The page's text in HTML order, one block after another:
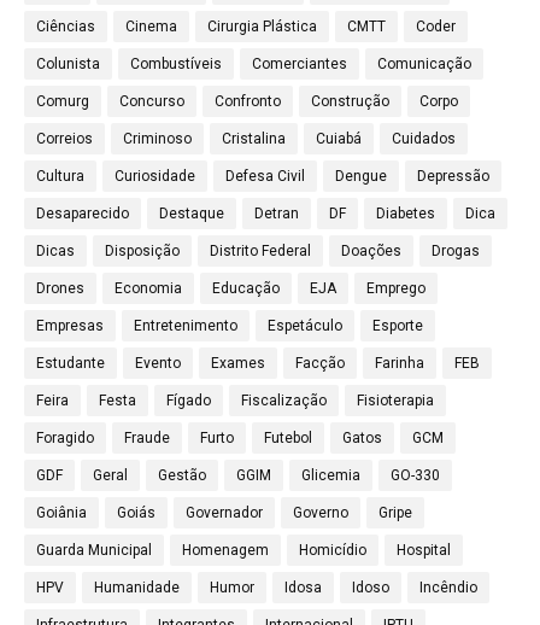
Ciências Cinema Cirurgia Plástica CMTT Coder
Colunista Combustíveis Comerciantes Comunicação
Comurg Concurso Confronto Construção Corpo
Correios Criminoso Cristalina Cuiabá Cuidados
Cultura Curiosidade Defesa Civil Dengue Depressão
Desaparecido Destaque Detran DF Diabetes Dica
Dicas Disposição Distrito Federal Doações Drogas
Drones Economia Educação EJA Emprego
Empresas Entretenimento Espetáculo Esporte
Estudante Evento Exames Facção Farinha FEB
Feira Festa Fígado Fiscalização Fisioterapia
Foragido Fraude Furto Futebol Gatos GCM
GDF Geral Gestão GGIM Glicemia GO-330
Goiânia Goiás Governador Governo Gripe
Guarda Municipal Homenagem Homicídio Hospital
HPV Humanidade Humor Idosa Idoso Incêndio